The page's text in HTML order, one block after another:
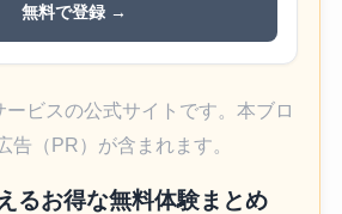
無料で登録 →
ビスの公式サイトです。本ブロ
告（PR）が含まれます。
るお得な無料体験まとめ